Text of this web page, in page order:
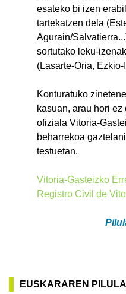
esateko bi izen
tartekatzen dela
Agurain/
sortutako leku-
(Lasarte-Oria,
Konturatuko
kasuan, arau hori
ofiziala Vitoria-
beharrekoa
testuetan.
Vitoria-Gasteizko
Registro Civil de
EUSKARAREN